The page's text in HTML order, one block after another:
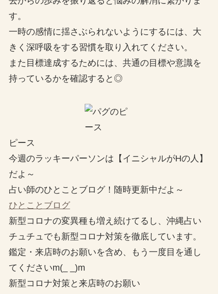
す。
一時の感情に揺さぶられないようにするには、大
きく深呼吸をする習慣を取り入れてください。
また目標達成するためには、共通の目標や意識を
持っているかを確認すると◎
ピース
今週のラッキーパーソンは【イニシャルがHの人】
だよ～
占い師のひとことブログ！随時更新中だよ～
ひとことブログ
新型コロナの変異種も増え続けてるし、沖縄占い
チュチュでも新型コロナ対策を徹底しています。
鑑定・来店時のお願いを含め、もう一度目を通し
てくださいm(_ _)m
新型コロナ対策と来店時のお願い